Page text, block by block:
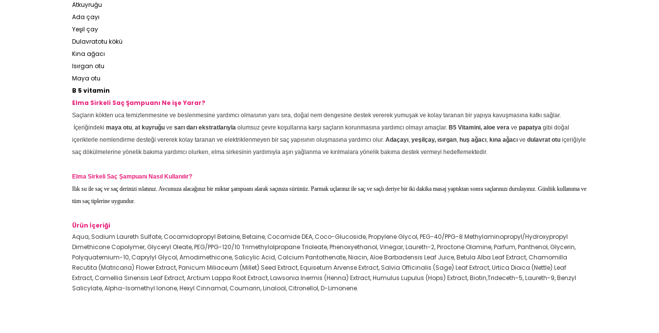
Atkuyruğu
Ada çayı
Yeşil çay
Dulavratotu kökü
Kına ağacı
Isırgan otu
Maya otu
B 5 vitamin
Elma Sirkeli Saç Şampuanı Ne işe Yarar?
Saçların kökten uca temizlenmesine ve beslenmesine yardımcı olmasının yanı sıra, doğal nem dengesine destek vererek yumuşak ve kolay taranan bir yapıya kavuşmasına katkı sağlar.
İçeriğindeki maya otu, at kuyruğu ve sarı darı ekstratlarıyla olumsuz çevre koşullarına karşı saçların korunmasına yardımcı olmayı amaçlar. B5 Vitamini, aloe vera ve papatya gibi doğal
içeriklerle nemlendirme desteği vererek kolay taranan ve elektriklenmeyen bir saç yapısının oluşmasına yardımcı olur. Adaçayı, yeşilçay, ısırgan, huş ağacı, kına ağacı ve dulavrat otu içeriğiyle
saç dökülmelerine yönelik bakıma yardımcı olurken, elma sirkesinin yardımıyla aşırı yağlanma ve kırılmalara yönelik bakıma destek vermeyi hedeflemektedir.
Elma Sirkeli Saç Şampuanı Nasıl Kullanılır?
Ilık su ile saç ve saç derinizi ıslatınız. Avcunuza alacağınız bir miktar şampuanı alarak saçınıza sürünüz. Parmak uçlarınız ile saç ve saçlı deriye bir iki dakika masaj yaptıktan sonra saçlarınızı durulayınız. Günlük kullanıma ve
tüm saç tiplerine uygundur.
Ürün İçeriği
Aqua, Sodium Laureth Sulfate, Cocamidopropyl Betaine, Betaine, Cocamide DEA, Coco-Glucoside, Propylene Glycol, PEG-40/PPG-8 Methylaminopropyl/Hydroxypropyl
Dimethicone Copolymer, Glyceryl Oleate, PEG/PPG-120/10 Trimethylolpropane Trioleate, Phenoxyethanol, Vinegar, Laureth-2, Piroctone Olamine, Parfum, Panthenol, Glycerin,
Polyquaternium-10, Caprylyl Glycol, Amodimethicone, Salicylic Acid, Calcium Pantothenate, Niacin, Aloe Barbadensis Leaf Juice, Betula Alba Leaf Extract, Chamomilla
Recutita (Matricaria) Flower Extract, Panicum Miliaceum (Millet) Seed Extract, Equisetum Arvense Extract, Salvia Officinalis (Sage) Leaf Extract, Urtica Dioica (Nettle) Leaf
Extract, Camellia Sinensis Leaf Extract, Arctium Lappa Root Extract, Lawsonia Inermis (Henna) Extract, Humulus Lupulus (Hops) Extract, Biotin,Trideceth-5, Laureth-9, Benzyl
Salicylate, Alpha-Isomethyl Ionone, Hexyl Cinnamal, Coumarin, Linalool, Citronellol, D-Limonene.